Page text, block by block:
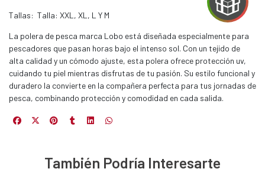
Tallas: Talla: XXL, XL, L Y M
La polera de pesca marca Lobo está diseñada especialmente para
pescadores que pasan horas bajo el intenso sol. Con un tejido de
alta calidad y un cómodo ajuste, esta polera ofrece protección uv,
cuidando tu piel mientras disfrutas de tu pasión. Su estilo funcional y
duradero la convierte en la compañera perfecta para tus jornadas de
pesca, combinando protección y comodidad en cada salida.
También Podría Interesarte